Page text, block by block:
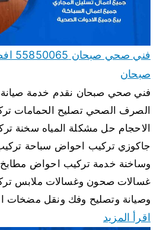
فني
صبحان
فني صحي صبحان نقدم خدمة صيانة
الصرف الصحي تصليح الحمامات
الاحجام حل مشكلة المياه سخنة
جاكوزي تركيب احواض سباحة
وساخنة خدمة تركيب احواض
غسالات صحون وغسالات ملابس
وصيانة وتصليح وفك ونقل مضخات
اقرأ المزيد